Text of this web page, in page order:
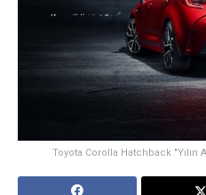
Toyota Corolla Hatchback